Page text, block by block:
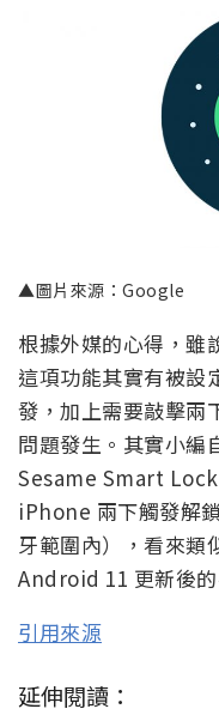
▲圖片來源：Google
根據外媒的心得，雖
這項功能其實有被設
發，加上需要敲擊兩
問題發生。其實小編
Sesame Smart
iPhone 兩下觸發解
牙範圍內），看來類
Android 11 更新後的
引用來源
延伸閱讀：